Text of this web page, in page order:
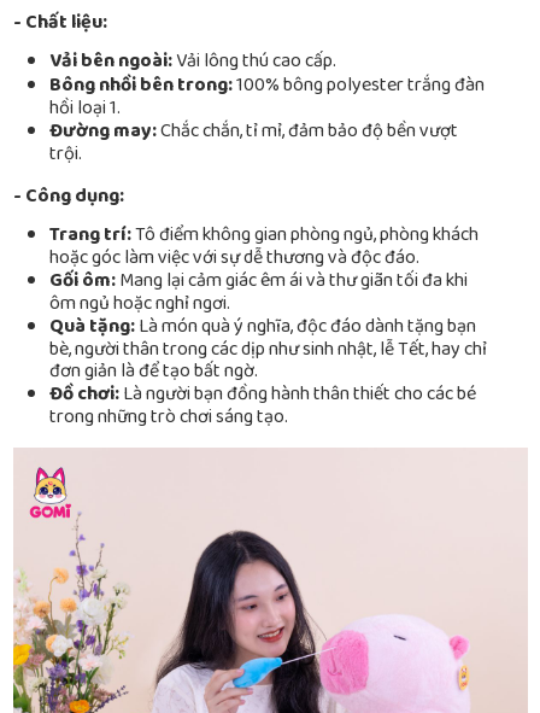
- Chất liệu:
Vải bên ngoài:Vải lông thú cao cấp.
Bông nhồi bên trong:100% bông polyester trắng đàn
hồi loại 1.
Đường may:Chắc chắn, tỉ mỉ, đảm bảo độ bền vượt
trội.
- Công dụng:
Trang trí:Tô điểm không gian phòng ngủ, phòng khách
hoặc góc làm việc với sự dễ thương và độc đáo.
Gối ôm:Mang lại cảm giác êm ái và thư giãn tối đa khi
ôm ngủ hoặc nghỉ ngơi.
Quà tặng:Là món quà ý nghĩa, độc đáo dành tặng bạn
bè, người thân trong các dịp như sinh nhật, lễ Tết, hay chỉ
đơn giản là để tạo bất ngờ.
Đồ chơi:Là người bạn đồng hành thân thiết cho các bé
trong những trò chơi sáng tạo.